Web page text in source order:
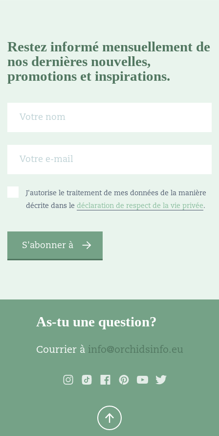
Restez informé mensuellement de
nos dernières nouvelles,
promotions et inspirations.
J'autorise le traitement de mes données de la manière
décrite dans le déclaration de respect de la vie privée.
As-tu une question?
Courrier à info@orchidsinfo.eu